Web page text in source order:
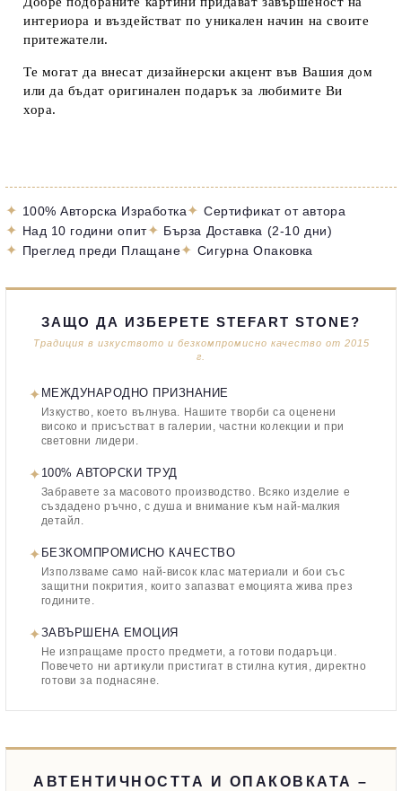
интериора и въздействат по уникален начин на своите
притежатели.
Те могат да внесат дизайнерски акцент във Вашия дом
или да бъдат оригинален подарък за любимите Ви
хора.
✦ 100% Авторска Изработка✦ Сертификат от автора
✦ Над 10 години опит✦ Бърза Доставка (2-10 дни)
✦ Преглед преди Плащане✦ Сигурна Опаковка
ЗАЩО ДА ИЗБЕРЕТЕ STEFART STONE?
Традиция в изкуството и безкомпромисно качество от 2015
г.
✦ МЕЖДУНАРОДНО ПРИЗНАНИЕ
Изкуство, което вълнува. Нашите творби са оценени
високо и присъстват в галерии, частни колекции и при
световни лидери.
✦ 100% АВТОРСКИ ТРУД
Забравете за масовото производство. Всяко изделие е
създадено ръчно, с душа и внимание към най-малкия
детайл.
✦ БЕЗКОМПРОМИСНО КАЧЕСТВО
Използваме само най-висок клас материали и бои със
защитни покрития, които запазват емоцията жива през
годините.
✦ЗАВЪРШЕНА ЕМОЦИЯ
Не изпращаме просто предмети, а готови подаръци.
Повечето ни артикули пристигат в стилна кутия, директно
готови за поднасяне.
АВТЕНТИЧНОСТТА И ОПАКОВКАТА –